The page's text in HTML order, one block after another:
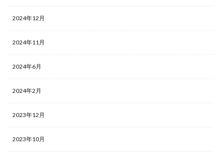
2024年12月
2024年11月
2024年6月
2024年2月
2023年12月
2023年10月